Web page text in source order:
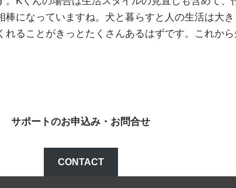
になっていますね。犬と暮らすと人の生活は大
ることがきっとたくさんあるはずです。これか
サポートのお申込み・お問合せ
CONTACT